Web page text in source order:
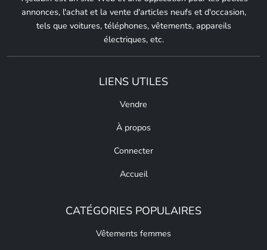
annonces, l'achat et la vente d'articles neufs et d'occasion,
tels que voitures, téléphones, vêtements, appareils
électriques, etc.
LIENS UTILES
Vendre
À propos
Connecter
Accueil
CATÉGORIES POPULAIRES
Vêtements femmes